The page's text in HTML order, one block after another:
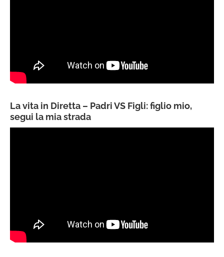
La vita in Diretta – Padri VS Figli: figlio mio,
segui la mia strada